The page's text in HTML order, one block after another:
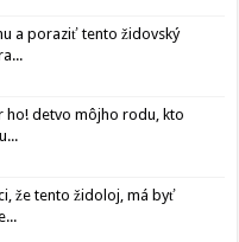
a poraziť tento židovský
ho! detvo môjho rodu, kto
že tento židoloj, má byť